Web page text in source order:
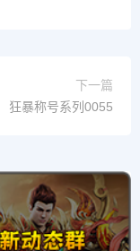
下一篇
狂暴称号系列0055